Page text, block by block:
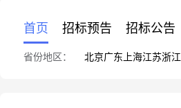
首页 招标预告 招标公告
省份地区： 北京广东 上海江苏浙江